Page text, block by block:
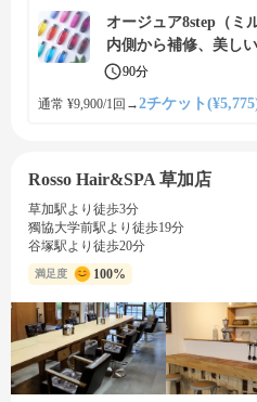
オージュア8step（ミ
内側から補修、美し
90分
通常 ¥9,900/1回 →2チケット
Rosso Hair&SPA 草加店
草加駅より徒歩3分
獨協大学前駅より徒歩19分
谷塚駅より徒歩20分
満足度 100%